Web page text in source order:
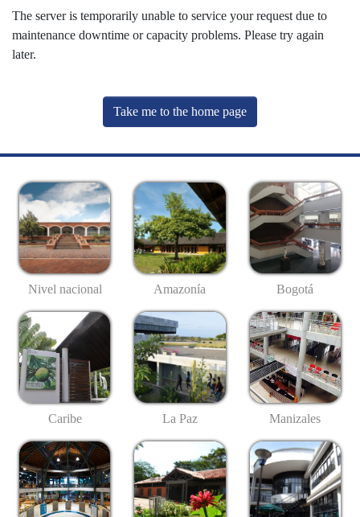
The server is temporarily unable to service your request due to
maintenance downtime or capacity problems. Please try again
later.
Take me to the home page
Nivel nacional Amazonía Bogotá
Caribe La Paz Manizales